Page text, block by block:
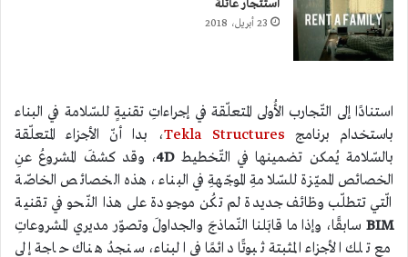
استئجار عائلة
23 أبريل، 2018
استنادًا إلى التّجارب الأُولى المتعلّقة في إجراءاتِ تقنيةٍ للسّلامة في البناء
باستخدام برنامج Tekla Structures، بدا أنّ الأجزاء المتعلّقة
بالسّلامة يُمكن تضمينها في التّخطيط 4D ، وقد كشفَ المشروعُ عنِ
الخصائص المميّزة للسّلامةِ الموجّهةِ في البناء، هذه الخصائص الخاصّة
الّتي تتطلّب وظائف جديدة لم تكُن موجودة على هذا النّحو في تقنية
BIM سابقًا، وإذا ما قابَلنا النّماذجَ والجداولَ وتصوّر مديري المشروعاتِ
مع تلك الأجزاء المثبتة ثبوتًا دائمًا في البناء، سنجدُ هناك حاجة إلى